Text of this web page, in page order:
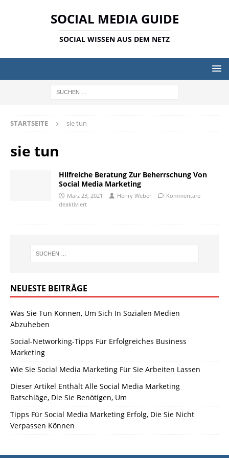
SOCIAL MEDIA GUIDE
SOCIAL WISSEN AUS DEM NETZ
STARTSEITE sie tun
sie tun
Hilfreiche Beratung Zur Beherrschung Von
Social Media Marketing
März 23, 2021 Henry Weber
Kommentare
deaktiviert
NEUESTE BEITRÄGE
Was Sie Tun Können, Um Sich In Sozialen Medien
Abzuheben
Social-Networking-Tipps Für Erfolgreiches Business
Marketing
Wie Sie Social Media Marketing Für Sie Arbeiten Lassen
Dieser Artikel Enthält Alle Social Media Marketing
Ratschläge, Die Sie Benötigen, Um
Tipps Für Social Media Marketing Erfolg, Die Sie Nicht
Verpassen Können